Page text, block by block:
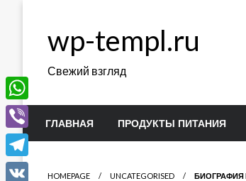
содержимомуwp-templ.ru
Свежий взгляд
ГЛАВНАЯ ПРОДУКТЫ ПИТАНИЯ
HOMEPAGE UNCATEGORISED БИОГРАФИЯ
WhatsApp
Viber
Telegram